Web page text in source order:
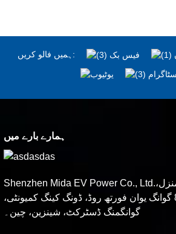
ہمیں فالو کریں:
ہمارے بارے میں
Shenzhen Mida EV Power Co., Ltd.کمرہ 1102، 11ویں منزل،
بی ٹی آر بلڈنگ، نمبر 8 گوانگ یوان فورتھ روڈ، ڈونگ کینگ کمیونٹی،
گوانگمنگ ڈسٹرکٹ، شینزین، چین۔